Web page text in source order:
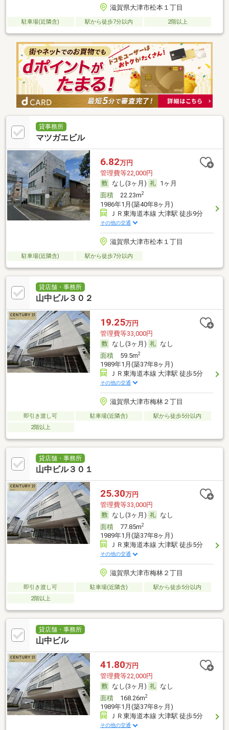
滋賀県大津市松本１丁目
駐車場(近隣含) 駅から徒歩7分以内 2階以上
貸事務所
マツガエビル
6.82万円
管理費等22,000円
なし(3ヶ月)
1ヶ月
面積22.23m2
1986年1月(築40年8ヶ月)
ＪＲ東海道本線 大津駅 徒歩9分
その他の交通
滋賀県大津市松本１丁目
駐車場(近隣含) 駅から徒歩7分以内
貸店舗・事務所
山中ビル３０２
19.25万円
管理費等33,000円
なし(3ヶ月)
なし
面積59.5m2
1989年1月(築37年8ヶ月)
ＪＲ東海道本線 大津駅 徒歩5分
その他の交通
滋賀県大津市梅林２丁目
即引き渡し可 駐車場(近隣含)
駅から徒歩5分以内
2階以上
貸店舗・事務所
山中ビル３０１
25.30万円
管理費等33,000円
なし(3ヶ月)
なし
面積77.85m2
1989年1月(築37年8ヶ月)
ＪＲ東海道本線 大津駅 徒歩5分
その他の交通
滋賀県大津市梅林２丁目
即引き渡し可 駐車場(近隣含)
駅から徒歩5分以内
2階以上
貸店舗・事務所
山中ビル
41.80万円
管理費等22,000円
なし(3ヶ月)
なし
面積168.26m2
1989年1月(築37年8ヶ月)
ＪＲ東海道本線 大津駅 徒歩5分
その他の交通